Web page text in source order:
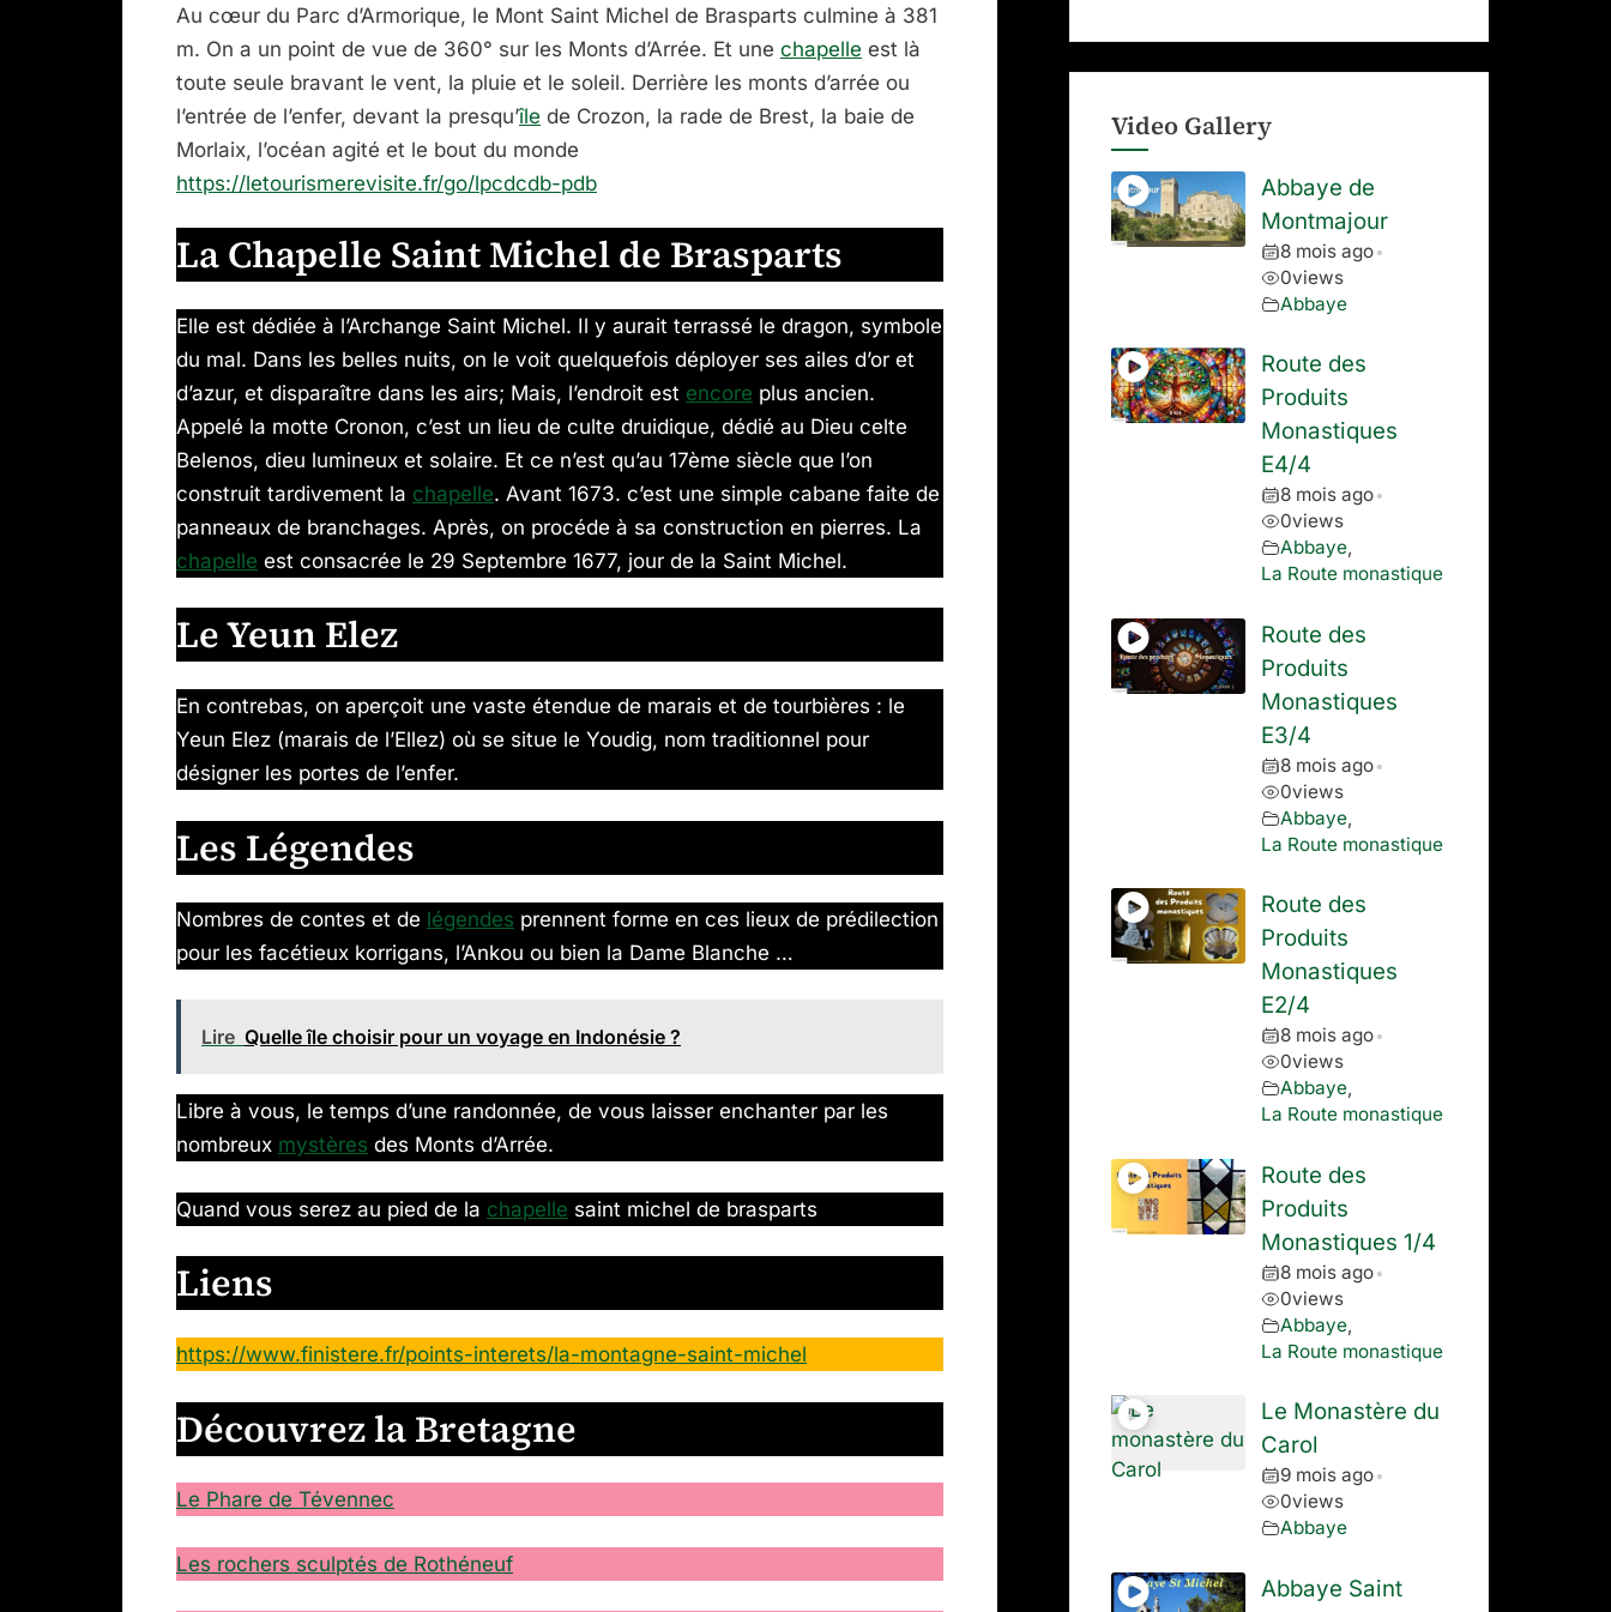
Au cœur du Parc d’Armorique, le Mont Saint Michel de Brasparts culmine à 381
m. On a un point de vue de 360° sur les Monts d’Arrée. Et une chapelle est là
toute seule bravant le vent, la pluie et le soleil. Derrière les monts d’arrée ou
l’entrée de l’enfer, devant la presqu’île de Crozon, la rade de Brest, la baie de
Morlaix, l’océan agité et le bout du monde
https://letourismerevisite.fr/go/lpcdcdb-pdb
La Chapelle Saint Michel de Brasparts
Elle est dédiée à l’Archange Saint Michel. Il y aurait terrassé le dragon, symbole
du mal. Dans les belles nuits, on le voit quelquefois déployer ses ailes d’or et
d’azur, et disparaître dans les airs; Mais, l’endroit est encore plus ancien.
Appelé la motte Cronon, c’est un lieu de culte druidique, dédié au Dieu celte
Belenos, dieu lumineux et solaire. Et ce n’est qu’au 17ème siècle que l’on
construit tardivement la chapelle. Avant 1673. c’est une simple cabane faite de
panneaux de branchages. Après, on procéde à sa construction en pierres. La
chapelle est consacrée le 29 Septembre 1677, jour de la Saint Michel.
Le Yeun Elez
En contrebas, on aperçoit une vaste étendue de marais et de tourbières : le
Yeun Elez (marais de l’Ellez) où se situe le Youdig, nom traditionnel pour
désigner les portes de l’enfer.
Les Légendes
Nombres de contes et de légendes prennent forme en ces lieux de prédilection
pour les facétieux korrigans, l’Ankou ou bien la Dame Blanche …
Lire Quelle île choisir pour un voyage en Indonésie ?
Libre à vous, le temps d’une randonnée, de vous laisser enchanter par les
nombreux mystères des Monts d’Arrée.
Quand vous serez au pied de la chapelle saint michel de brasparts
Liens
https://www.finistere.fr/points-interets/la-montagne-saint-michel
Découvrez la Bretagne
Le Phare de Tévennec
Les rochers sculptés de Rothéneuf
Video Gallery
Abbaye de
Montmajour
8 mois ago •
0views
Abbaye
Route des
Produits
Monastiques
E4/4
8 mois ago •
0views
Abbaye,
La Route monastique
Route des
Produits
Monastiques
E3/4
8 mois ago •
0views
Abbaye,
La Route monastique
Route des
Produits
Monastiques
E2/4
8 mois ago •
0views
Abbaye,
La Route monastique
Route des
Produits
Monastiques 1/4
8 mois ago •
0views
Abbaye,
La Route monastique
Le Monastère du
Carol
9 mois ago •
0views
Abbaye
Abbaye Saint